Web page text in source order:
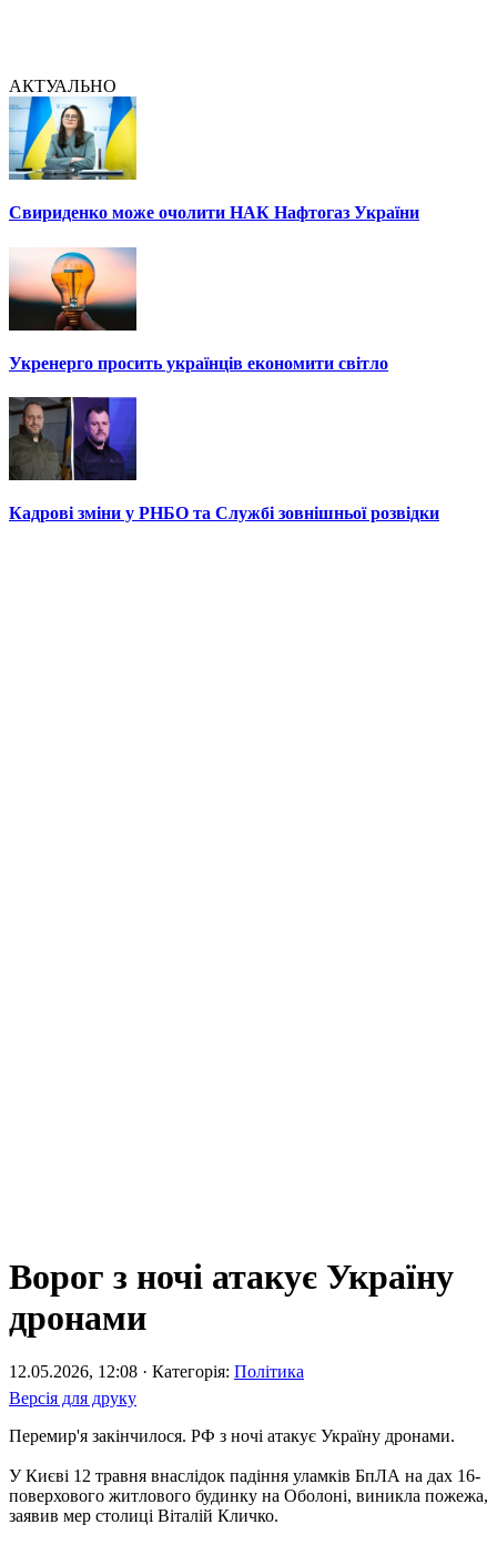
АКТУАЛЬНО
Свириденко може очолити НАК Нафтогаз України
Укренерго просить українців економити світло
Кадрові зміни у РНБО та Службі зовнішньої розвідки
Ворог з ночі атакує Україну
дронами
12.05.2026, 12:08 · Категорія: Політика
Версія для друку
Перемир'я закінчилося. РФ з ночі атакує Україну дронами.
У Києві 12 травня внаслідок падіння уламків БпЛА на дах 16-
поверхового житлового будинку на Оболоні, виникла пожежа,
заявив мер столиці Віталій Кличко.